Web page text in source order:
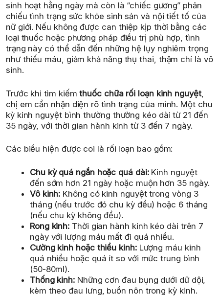
sinh hoạt hằng ngày mà còn là “chiếc gương” phản
chiếu tình trạng sức khỏe sinh sản và nội tiết tố của
nữ giới. Nếu không được can thiệp kịp thời bằng các
loại thuốc hoặc phương pháp điều trị phù hợp, tình
trạng này có thể dẫn đến những hệ lụy nghiêm trọng
như thiếu máu, giảm khả năng thụ thai, thậm chí là vô
sinh.
Trước khi tìm kiếmthuốc chữa rối loạn kinh nguyệt,
chị em cần nhận diện rõ tình trạng của mình. Một chu
kỳ kinh nguyệt bình thường thường kéo dài từ 21 đến
35 ngày, với thời gian hành kinh từ 3 đến 7 ngày.
Các biểu hiện được coi là rối loạn bao gồm:
Chu kỳ quá ngắn hoặc quá dài:Kinh nguyệt
đến sớm hơn 21 ngày hoặc muộn hơn 35 ngày.
Vô kinh: Không có kinh nguyệt trong vòng 3
tháng (nếu trước đó chu kỳ đều) hoặc 6 tháng
(nếu chu kỳ không đều).
Rong kinh: Thời gian hành kinh kéo dài trên 7
ngày với lượng máu mất đi quá nhiều.
Cường kinh hoặc thiểu kinh:Lượng máu kinh
quá nhiều hoặc quá ít so với mức trung bình
(50-80ml).
Thống kinh: Những cơn đau bụng dưới dữ dội,
kèm theo đau lưng, buồn nôn trong kỳ kinh.